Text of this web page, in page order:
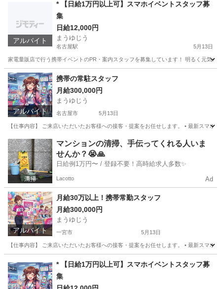
アルバイト
* 【日給1万円以上可】スマホイベントスタッフ募
集
日給12,000円
まうゆじう
名古屋駅 5月13日
家電量販店で行う携帯イベントのPR・案内スタッフを募集しています！ 明るく元気
愛知 名古屋市 名古屋駅
アルバイト
携帯の常駐スタッフ
月給300,000円
まうゆじう
名古屋市 5月13日
【仕事内容】 ご来店いただいたお客様への接客・提案をお任せします。 • 最新スマ
愛知 名古屋市 携帯ショップ スタッフ
マンションの清掃、手伝ってくれる人いま
せんか？😭🙏
日給例1万円〜 / 登録不要！高時給求人多数✨
Lacotto Ad
アルバイト
月給30万以上！携帯常勤スタッフ
月給300,000円
まうゆじう
一宮市 5月13日
【仕事内容】 ご来店いただいたお客様への接客・提案をお任せします。 • 最新スマ
販売 スタッフ
* 【日給1万円以上可】スマホイベントスタッフ募
集